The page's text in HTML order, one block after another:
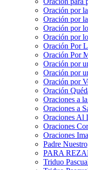
Oración por
Oración por
Oración por
Oración por
Oración Por
Oración Por
Oración por
Oración por
Oración por
Oración
Oraciones a
Oraciones a
Oraciones Al
Oraciones
Oraciones
Padre
PARA
Triduo